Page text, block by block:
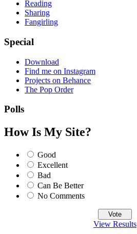
Reading
Sharing
Fangirling
Special
Download
Find me on Instagram
Projects on Behance
The Pop Order
Polls
How Is My Site?
Good
Excellent
Bad
Can Be Better
No Comments
View Results